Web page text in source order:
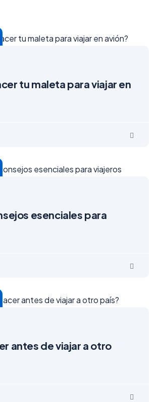
tu maleta para viajar en
esenciales para
antes de viajar a otro